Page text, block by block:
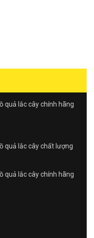
quả lắc cây chính hãng
quả lắc cây chất lượng
quả lắc cây chính hãng